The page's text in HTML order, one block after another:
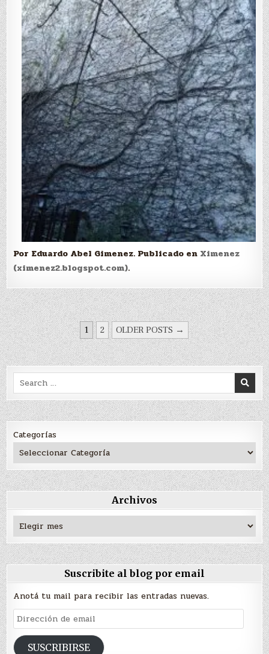
Por Eduardo Abel Gimenez. Publicado en Ximenez
(ximenez2.blogspot.com).
PAGINACIÓN
DE
ENTRADAS
1 2 OLDER POSTS →
Search
for:
Categorías
Archivos
Archivos
Suscribite al blog por email
Anotá tu mail para recibir las entradas nuevas.
Dirección
de
emailSUSCRIBIRSE